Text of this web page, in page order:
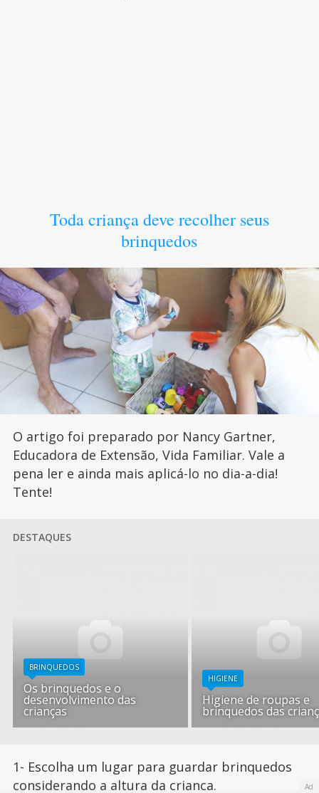
Toda criança deve recolher seus
brinquedos
O artigo foi preparado por Nancy Gartner,
Educadora de Extensão, Vida Familiar. Vale a
pena ler e ainda mais aplicá-lo no dia-a-dia!
Tente!
DESTAQUES
BRINQUEDOS
Os brinquedos e o
desenvolvimento das
crianças
HIGIENE
Higiene de roupas e
brinquedos das
1- Escolha um lugar para guardar brinquedos
considerando a altura da criança.
Ad